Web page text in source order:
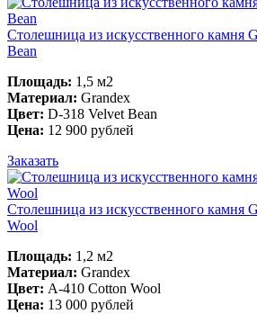
Столешница из искусственного камня
Bean
Площадь: 1,5 м2
Материал: Grandex
Цвет: D-318 Velvet Bean
Цена: 12 900 рублей
Заказать
Столешница из искусственного камня
Wool
Площадь: 1,2 м2
Материал: Grandex
Цвет: A-410 Cotton Wool
Цена: 13 000 рублей